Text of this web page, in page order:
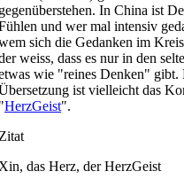
gegenüberstehen. In China ist
und wer mal intensiv
sich die Gedanken im
weiss, dass es nur in den
wie "reines Denken" gibt.
ist vielleicht das
"HerzGeist".
Zitat
Xin, das Herz, der HerzGeist